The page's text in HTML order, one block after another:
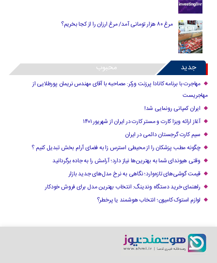
مرغ ۸۰ هزار تومانی آمد/ مرغ ارزان را از کجا بخریم؟
جدید محبوب
مهاجرت با برنامه کانادا پرزنت ورکر: مصاحبه با آقای مهندس نریمان پورطلایی از
مهاجریست
ایران کمپانی رونمایی شد!
آغاز ارائه ویزا کارت و مستر کارت در ایران از شهریور ۱۴۰۱
سیم کارت گرجستان دائمی در ایران
چگونه مطب پزشکان را از محیطی استرس زا به فضای آرام بخش تبدیل کنیم ؟
وقتی هیوندای شما به بهترین‌ها نیاز دارد؛ آرامش را به جاده برگردانید
قیمت گوشی‌های تازه‌وارد؛ نگاهی به نرخ مدل‌های جدید بازار
راهنمای خرید دستگاه وندینگ: انتخاب بهترین مدل برای فروش خودکار
لوازم استوک کامیون؛ انتخاب هوشمند یا پرخطر؟